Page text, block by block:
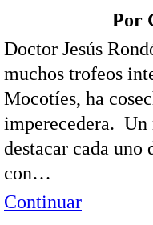
Por
Doctor Jesús
muchos trofeos
Mocotíes, ha
imperecedera. Un
destacar cada uno
con…
Continuar